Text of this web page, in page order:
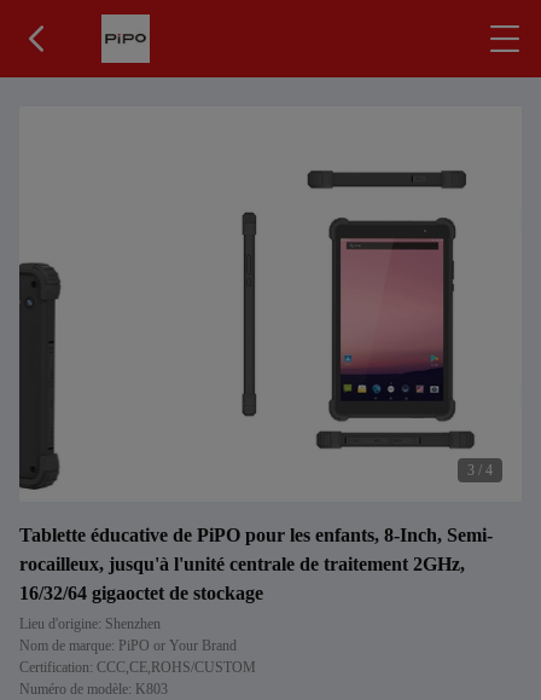
3 / 4
Tablette éducative de PiPO pour les enfants, 8-Inch, Semi-
rocailleux, jusqu'à l'unité centrale de traitement 2GHz,
16/32/64 gigaoctet de stockage
Lieu d'origine: Shenzhen
Nom de marque: PiPO or Your Brand
Certification: CCC,CE,ROHS/CUSTOM
Numéro de modèle: K803